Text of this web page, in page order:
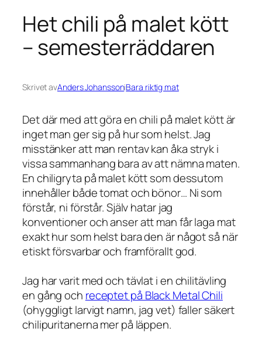
Het chili på malet kött
– semesterräddaren
Skrivet avAnders JohanssoniBara riktig mat
Det där med att göra en chili på malet kött är
inget man ger sig på hur som helst. Jag
misstänker att man rentav kan åka stryk i
vissa sammanhang bara av att nämna maten.
En chiligryta på malet kött som dessutom
innehåller både tomat och bönor… Ni som
förstår, ni förstår. Själv hatar jag
konventioner och anser att man får laga mat
exakt hur som helst bara den är något så när
etiskt försvarbar och framförallt god.
Jag har varit med och tävlat i en chilitävling
en gång och receptet på Black Metal Chili
(ohyggligt larvigt namn, jag vet) faller säkert
chilipuritanerna mer på läppen.